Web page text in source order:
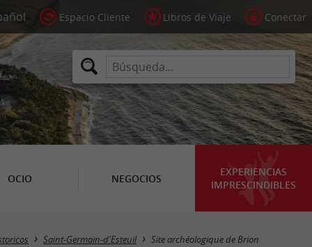
Espacio Cliente Libros de Viaje Conectar
OCIO NEGOCIOS
EXPERIENCIAS
IMPRESCINDIBLES
Saint-Germain-d'Esteuil Site archéologique de Brion